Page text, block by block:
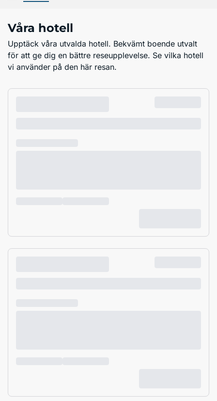
Våra hotell
Upptäck våra utvalda hotell. Bekvämt boende utvalt
för att ge dig en bättre reseupplevelse. Se vilka hotell
vi använder på den här resan.